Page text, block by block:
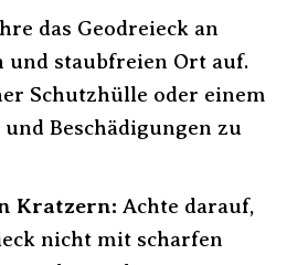
das Geodreieck an
und staubfreien Ort auf.
Schutzhülle oder einem
Beschädigungen zu
Kratzern: Achte darauf,
nicht mit scharfen